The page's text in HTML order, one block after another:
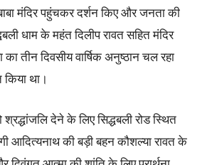
मंदिर पहुंचकर दर्शन किए और जनता की
धाम के महंत दिलीप रावत सहित मंदिर
तीन दिवसीय वार्षिक अनुष्ठान चल रहा
था।
देने के लिए सिद्धबली रोड स्थित
आदित्यनाथ की बड़ी बहन कौशल्या रावत के